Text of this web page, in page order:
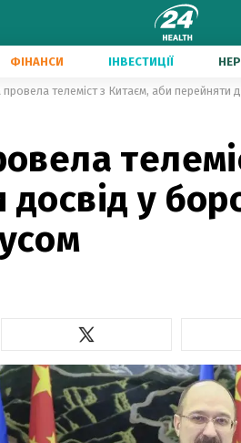
ФІНАНСИ ІНВЕСТИЦІЇ
провела телеміст з Китаєм, аби перейняти
у